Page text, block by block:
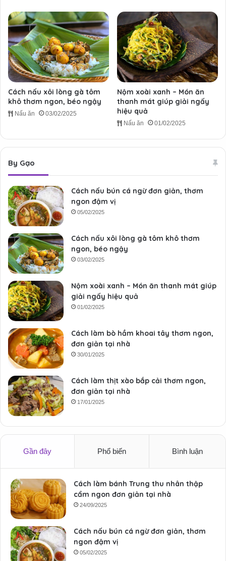
Cách nấu xôi lòng gà tôm
khô thơm ngon, béo ngậy
Nấu ăn 03/02/2025
Nộm xoài xanh – Món ăn
thanh mát giúp giải ngấy
hiệu quả
Nấu ăn 01/02/2025
By Gạo
Cách nấu bún cá ngừ đơn giản, thơm
ngon đậm vị
05/02/2025
Cách nấu xôi lòng gà tôm khô thơm
ngon, béo ngậy
03/02/2025
Nộm xoài xanh – Món ăn thanh mát giúp
giải ngấy hiệu quả
01/02/2025
Cách làm bò hầm khoai tây thơm ngon,
đơn giản tại nhà
30/01/2025
Cách làm thịt xào bắp cải thơm ngon,
đơn giản tại nhà
17/01/2025
Gần đây Phổ biến Bình luận
Cách làm bánh Trung thu nhân thập
cẩm ngon đơn giản tại nhà
24/09/2025
Cách nấu bún cá ngừ đơn giản, thơm
ngon đậm vị
05/02/2025